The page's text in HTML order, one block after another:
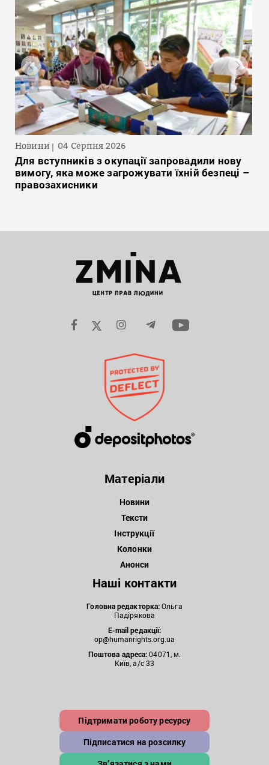
Новини 04 Серпня 2026
Для вступників з окупації запровадили нову
вимогу, яка може загрожувати їхній безпеці –
правозахисники
Матеріали
Новини
Тексти
Інструкції
Колонки
Анонси
Наші контакти
Головна редакторка:Ольга
Падірякова
E-mail редакції:
op@humanrights.org.ua
Поштова адреса:04071, м.
Київ, а/с 33
Підтримати роботу ресурсу
Підписатися на розсилку